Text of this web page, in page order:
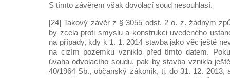
S tímto závěrem však dovolací soud nesouhlasí.
[24] Takový závěr z § 3055 odst. 2 o. z. žádným
by zcela proti smyslu a konstrukci uvedeného
na případy, kdy k 1. 1. 2014 stavba jako věc ještě
na cizím pozemku vzniklo před tímto datem.
úvaha odvolacího soudu, pak by stavba vznikla
40/1964 Sb., občanský zákoník, tj. do 31. 12. 2013,